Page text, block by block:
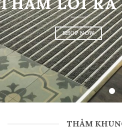
SHOP NOW
THẢM